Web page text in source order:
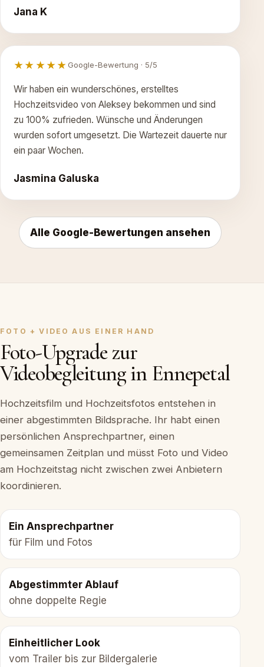
Jana K
★★★★★Google-Bewertung · 5/5
Wir haben ein wunderschönes, erstelltes
Hochzeitsvideo von Aleksey bekommen und sind
zu 100% zufrieden. Wünsche und Änderungen
wurden sofort umgesetzt. Die Wartezeit dauerte nur
ein paar Wochen.
Jasmina Galuska
Alle Google-Bewertungen ansehen
FOTO + VIDEO AUS EINER HAND
Foto-Upgrade zur
Videobegleitung in Ennepetal
Hochzeitsfilm und Hochzeitsfotos entstehen in
einer abgestimmten Bildsprache. Ihr habt einen
persönlichen Ansprechpartner, einen
gemeinsamen Zeitplan und müsst Foto und Video
am Hochzeitstag nicht zwischen zwei Anbietern
koordinieren.
Ein Ansprechpartner
für Film und Fotos
Abgestimmter Ablauf
ohne doppelte Regie
Einheitlicher Look
vom Trailer bis zur Bildergalerie